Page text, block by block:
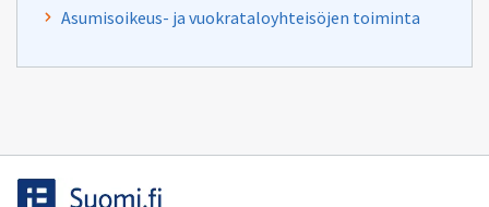
Asumisoikeus- ja vuokrataloyhteisöjen toiminta